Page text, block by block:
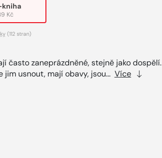
kniha
Kč
(112 stran)
často zaneprázdněné, stejně jako dospělí.
jim usnout, mají obavy, jsou... Více